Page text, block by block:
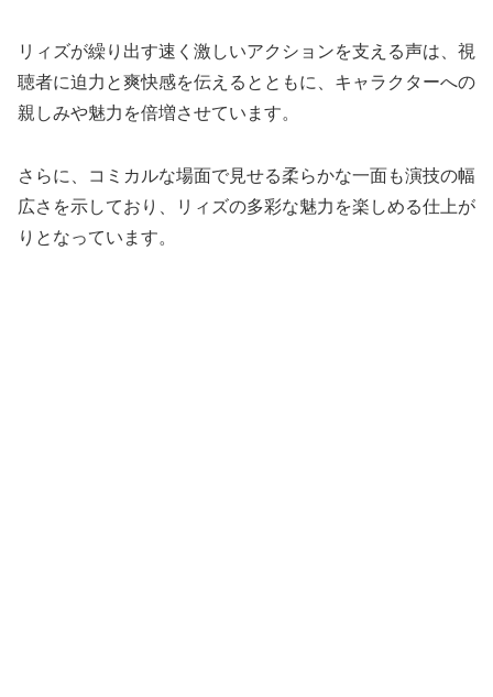
リィズが繰り出す速く激しいアクションを支える声は、視
聴者に迫力と爽快感を伝えるとともに、キャラクターへの
親しみや魅力を倍増させています。
さらに、コミカルな場面で見せる柔らかな一面も演技の幅
広さを示しており、リィズの多彩な魅力を楽しめる仕上が
りとなっています。